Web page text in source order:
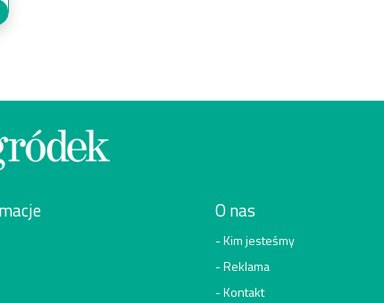
O nas
Kim jesteśmy
Reklama
Kontakt